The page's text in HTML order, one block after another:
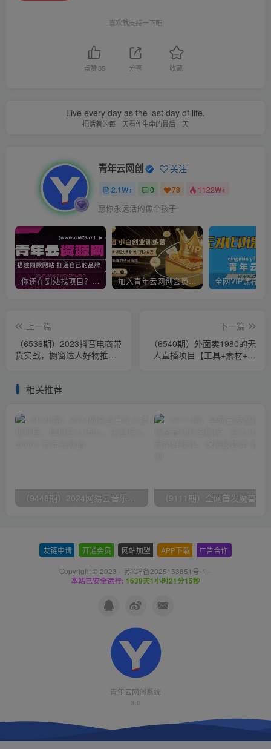
喜欢就支持一下吧
点赞35 分享 收藏
Live every day as the last day of life.
把活着的每一天看作生命的最后一天
青年云网创 关注
2.1W+ 0 78 1122W+
愿你永远活的像个孩子
你还在到处找项目？还在当韭菜？我靠卖项目一个月收入5万+，曾经我也是个失败者。 加入青年云网创会员，全站资源免费学习。加入高级合伙人，推广日入1000+
上一篇
（6536期）2023抖音电商带
货实战，橱窗达人好物推
下一篇
（6540期）外面卖1980的无
人直播项目【工具+素材+教
相关推荐
友链申请 开通会员 网站加盟 APP下载 广告合作
Copyright © 2023 · 苏ICP备2025153851号-1 ·
本站已安全运行: 1639天1小时21分16秒
青年云网创系统
3.0